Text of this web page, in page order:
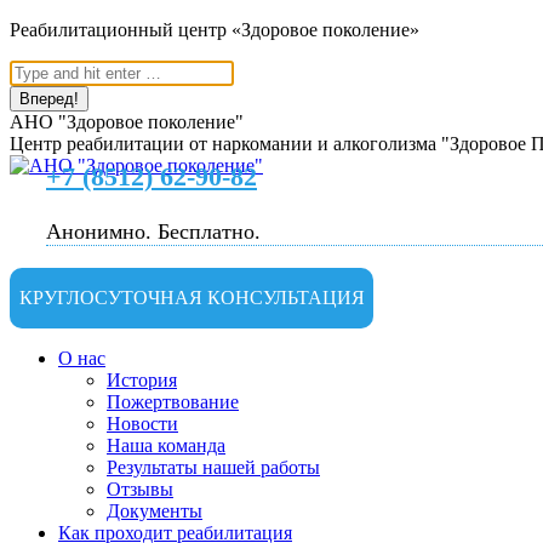
Перейти
содержанию
Реабилитационный центр «Здоровое поколение»
Поиск:
АНО "Здоровое поколение"
Центр реабилитации от наркомании и алкоголизма "Здоровое
+7 (8512) 62-90-82
Анонимно. Бесплатно.
КРУГЛОСУТОЧНАЯ КОНСУЛЬТАЦИЯ
О нас
История
Пожертвование
Новости
Наша команда
Результаты нашей работы
Отзывы
Документы
Как проходит реабилитация